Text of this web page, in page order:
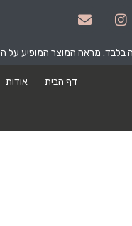
בלבד. מראה המוצר המופיע
דף הבית אודות